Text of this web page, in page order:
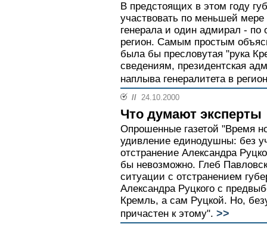
В предстоящих в этом году
участвовать по меньшей мере
генерала и один адмирал -
регион. Самым простым
была бы пресловутая "рука
сведениям, президентская
наплыва генералитета в
// 24.10.2000
Что думают эксперты
Опрошенные газетой "Время
удивление единодушны: без
отстранение Александра
бы невозможно. Глеб
ситуации с отстранением
Александра Руцкого с
Кремль, а сам Руцкой. Но,
причастен к этому". >>